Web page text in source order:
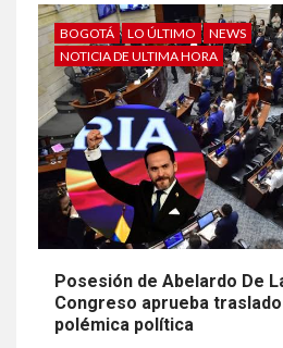
BOGOTÁ LO ÚLTIMO
NEWS
NOTICIA DE ULTIMA HORA
Posesión de Abelardo De
Congreso aprueba
polémica política